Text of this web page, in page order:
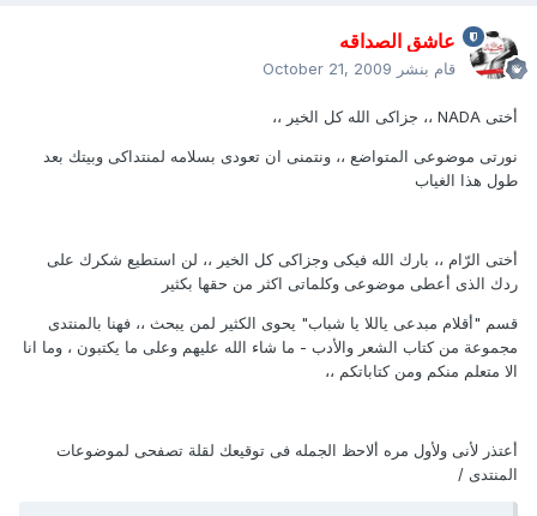
عاشق الصداقه
قام بنشر October 21, 2009
أختى NADA ،، جزاكى الله كل الخير ،،
نورتى موضوعى المتواضع ،، ونتمنى ان تعودى بسلامه لمنتداكى وبيتك بعد
طول هذا الغياب
أختى الرّام ،، بارك الله فيكى وجزاكى كل الخير ،، لن استطيع شكرك على
ردك الذى أعطى موضوعى وكلماتى اكثر من حقها بكثير
قسم "أقلام مبدعى ياللا يا شباب" يحوى الكثير لمن يبحث ،، فهنا بالمنتدى
مجموعة من كتاب الشعر والأدب - ما شاء الله عليهم وعلى ما يكتبون ، وما انا
الا متعلم منكم ومن كتاباتكم ،،
أعتذر لأنى ولأول مره ألاحظ الجمله فى توقيعك لقلة تصفحى لموضوعات
المنتدى /